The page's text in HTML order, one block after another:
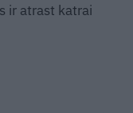
ir atrast katrai